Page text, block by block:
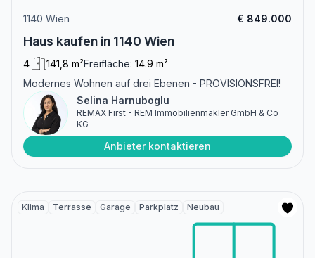
1140 Wien € 849.000
Haus kaufen in 1140 Wien
4 141,8 m²Freifläche: 14.9 m²
Modernes Wohnen auf drei Ebenen - PROVISIONSFREI!
Selina Harnuboglu
REMAX First - REM Immobilienmakler GmbH & Co
KG
Anbieter kontaktieren
Klima Terrasse Garage Parkplatz Neubau